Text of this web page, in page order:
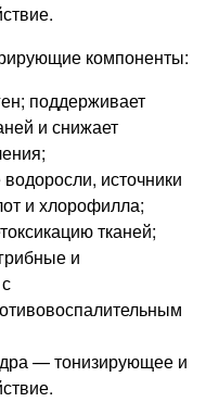
компоненты:
поддерживает
и снижает
источники
и хлорофилла;
тканей;
и
— тонизирующее и